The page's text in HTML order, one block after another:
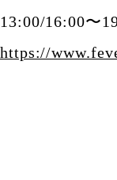
13:00/16:00〜
https://